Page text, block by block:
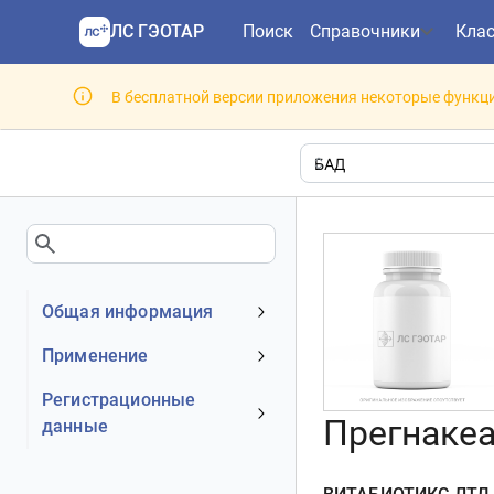
ЛС ГЭОТАР Поиск Справочники
В бесплатной версии приложения некоторые
Общая информация
Тип
Номер регистрационного
удостоверения РФ
Применение
Область применения
Показания
Регистрационные
данные